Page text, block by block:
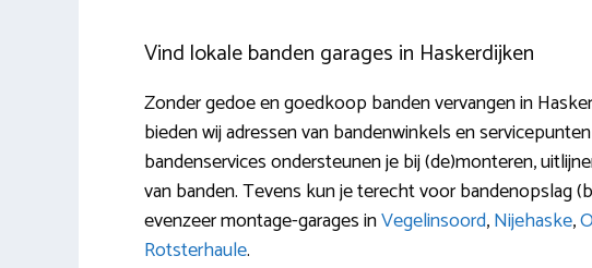
Vind lokale banden garages in Haskerdijken
Zonder gedoe en goedkoop banden vervangen in
bieden wij adressen van bandenwinkels en
bandenservices ondersteunen je bij (de)monteren,
van banden. Tevens kun je terecht voor bandenopslag
evenzeer montage-garages inVegelinsoord,Nijehaske,
Rotsterhaule.